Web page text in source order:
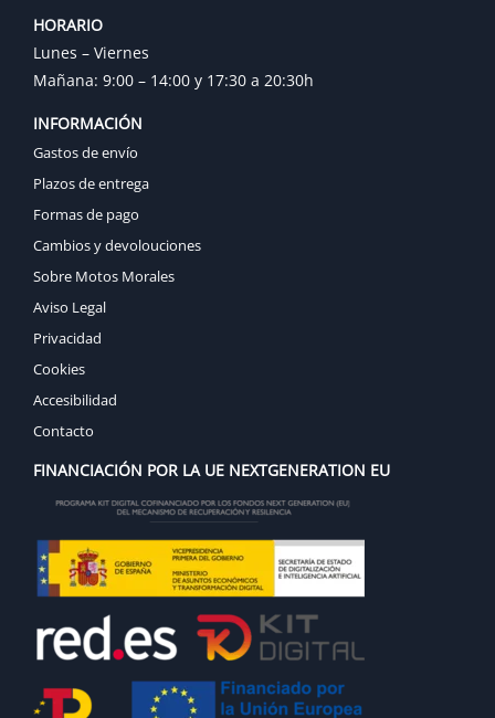
HORARIO
Lunes – Viernes
Mañana: 9:00 – 14:00 y 17:30 a 20:30h
INFORMACIÓN
Gastos de envío
Plazos de entrega
Formas de pago
Cambios y devolouciones
Sobre Motos Morales
Aviso Legal
Privacidad
Cookies
Accesibilidad
Contacto
FINANCIACIÓN POR LA UE NEXTGENERATION EU